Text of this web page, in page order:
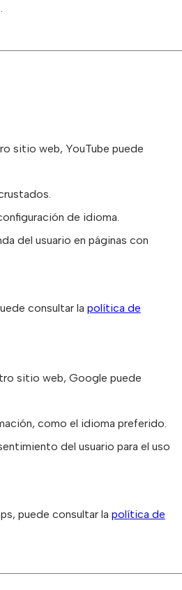
sitio web, YouTube puede
de idioma.
del usuario en páginas con
consultar la política de
sitio web, Google puede
como el idioma preferido.
del usuario para el uso
puede consultar la política de